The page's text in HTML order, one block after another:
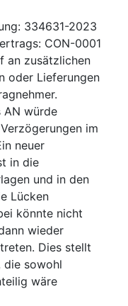
: 334631-2023
: CON-0001
an zusätzlichen
oder Lieferungen
AN würde
im
neuer
in die
und in den
Lücken
könnte nicht
wieder
Dies stellt
die sowohl
wäre